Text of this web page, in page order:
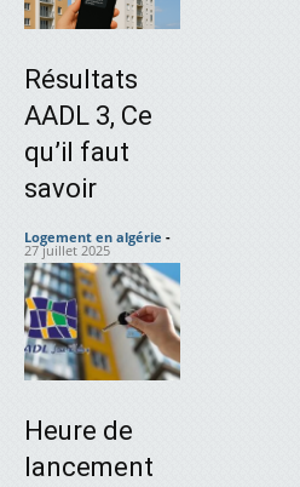
Résultats
AADL 3, Ce
qu’il faut
savoir
Logement en algérie -
27 juillet 2025
Heure de
lancement